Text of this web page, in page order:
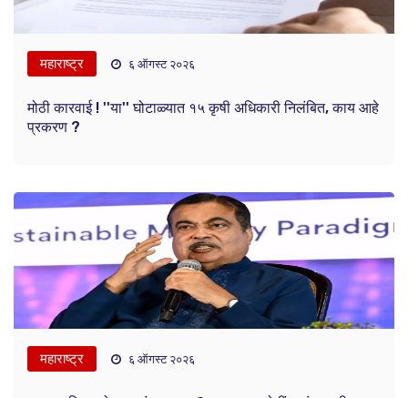
महाराष्ट्र ६ ऑगस्ट २०२६
मोठी कारवाई ! ''या'' घोटाळ्यात १५ कृषी अधिकारी निलंबित, काय आहे
प्रकरण ?
महाराष्ट्र ६ ऑगस्ट २०२६